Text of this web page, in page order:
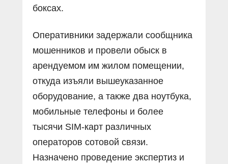
боксах.
Оперативники задержали сообщника
мошенников и провели обыск в
арендуемом им жилом помещении,
откуда изъяли вышеуказанное
оборудование, а также два ноутбука,
мобильные телефоны и более
тысячи SIM-карт различных
операторов сотовой связи.
Назначено проведение экспертиз и